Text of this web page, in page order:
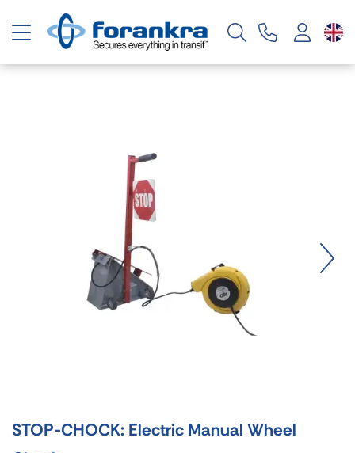
Toggle navigation
STOP-CHOCK: Electric Manual Wheel